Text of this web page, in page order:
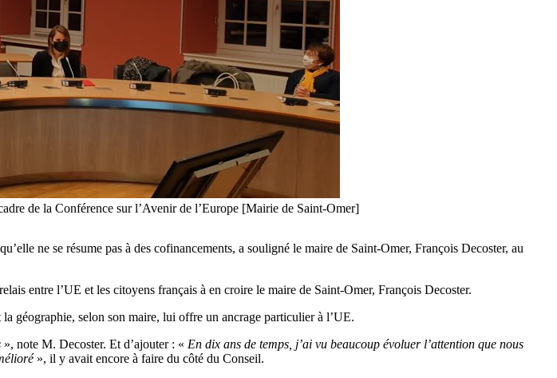
de la Conférence sur l’Avenir de l’Europe [Mairie de Saint-Omer]
ne se résume pas à des cofinancements, a souligné le maire de Saint-Omer, François Decoster, au
entre l’UE et les citoyens français à en croire le maire de Saint-Omer, François Decoster.
géographie, selon son maire, lui offre un ancrage particulier à l’UE.
», note M. Decoster. Et d’ajouter : « En dix ans de temps, j’ai vu beaucoup évoluer l’attention que nous
», il y avait encore à faire du côté du Conseil.